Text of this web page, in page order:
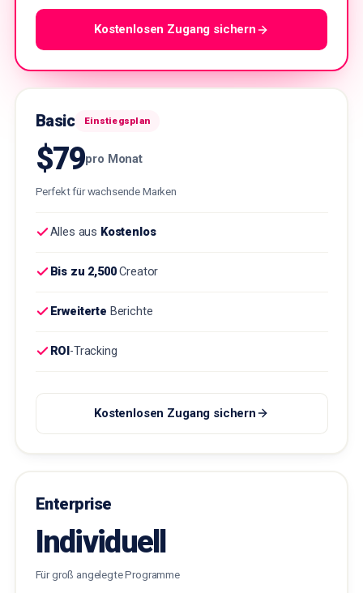
Kostenlosen Zugang sichern
Basic Einstiegsplan
$79pro Monat
Perfekt für wachsende Marken
Alles aus Kostenlos
Bis zu 2,500Creator
Erweiterte Berichte
ROI -Tracking
Kostenlosen Zugang sichern
Enterprise
Individuell
Für groß angelegte Programme